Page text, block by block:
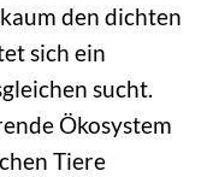
den dichten
sich ein
sucht.
Ökosystem
Tiere